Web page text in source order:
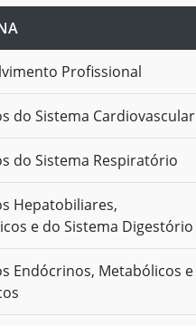
Profissional
do Sistema Cardiovascular
do Sistema Respiratório
Hepatobiliares,
e do Sistema Digestório
Endócrinos, Metabólicos e